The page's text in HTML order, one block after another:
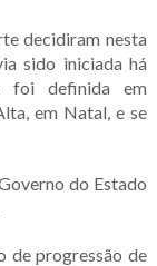
decidiram nesta
sido iniciada há
foi definida em
em Natal, e se
do Estado
de progressão de